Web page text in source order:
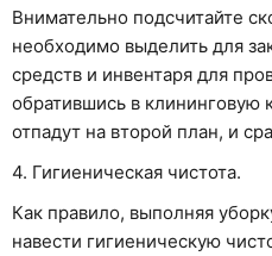
Внимательно подсчитайте
необходимо выделить для
средств и инвентаря для
обратившись в клининговую
отпадут на второй план, и
4. Гигиеническая чистота.
Как правило, выполняя
навести гигиеническую